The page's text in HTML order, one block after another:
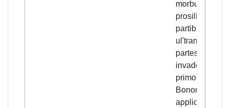
morbus
prosiliens a
partibus
ul'tramarinis
partes
invadere; et
primo
Bononiam
applicuit,